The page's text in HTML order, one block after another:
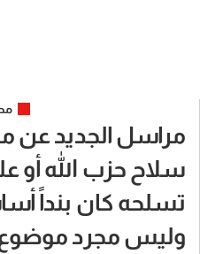
مراسل الجديد عن
سلاح حزب الله أو
تسلحه كان بنداً
وليس مجرد موضوع